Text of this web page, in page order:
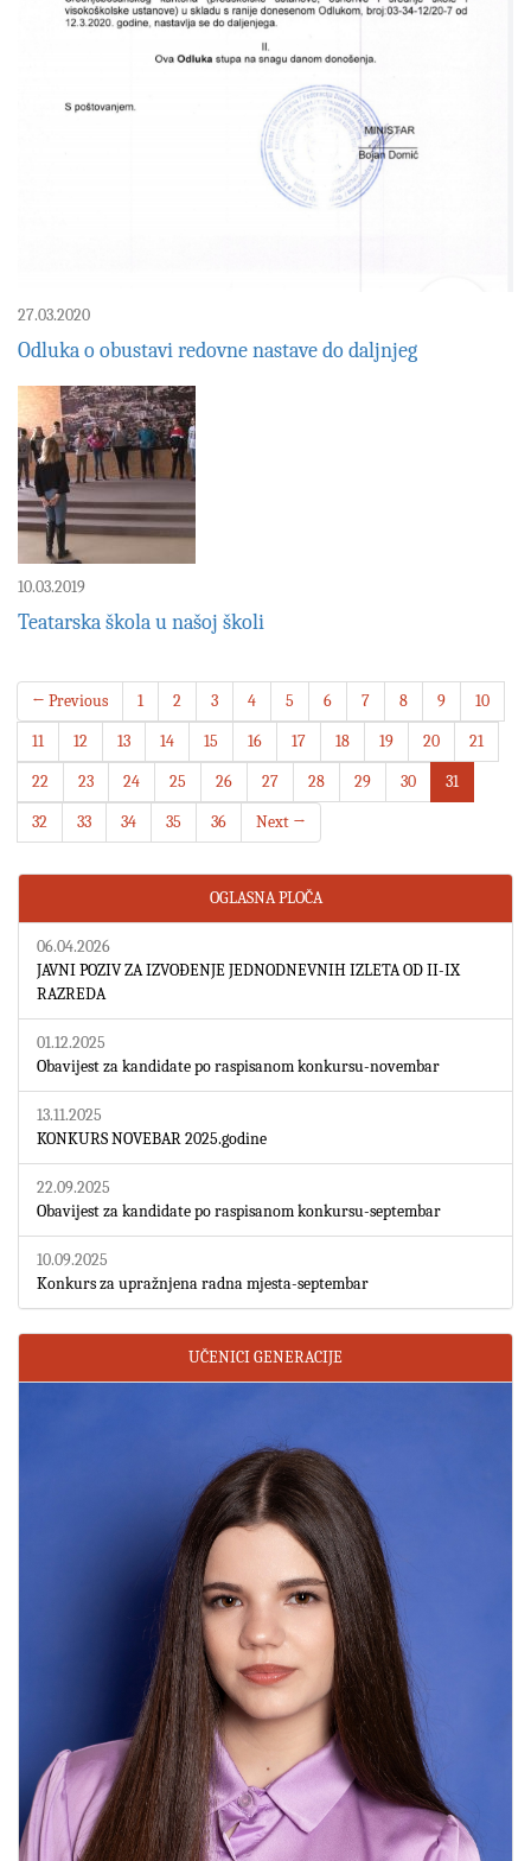
27.03.2020
Odluka o obustavi redovne nastave do daljnjeg
10.03.2019
Teatarska škola u našoj školi
← Previous 1 2 3 4 5 6 7 8 9
10
11
12 13 14 15 16 17 18 19 20
21
22
23 24 25 26 27 28 29 30
31
32
33 34 35 36 Next →
OGLASNA PLOČA
06.04.2026
JAVNI POZIV ZA IZVOĐENJE JEDNODNEVNIH IZLETA OD II-IX
RAZREDA
01.12.2025
Obavijest za kandidate po raspisanom konkursu-novembar
13.11.2025
KONKURS NOVEBAR 2025.godine
22.09.2025
Obavijest za kandidate po raspisanom konkursu-septembar
10.09.2025
Konkurs za upražnjena radna mjesta-septembar
UČENICI GENERACIJE